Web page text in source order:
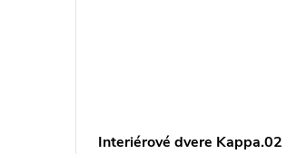
Interiérové dvere Kappa.02